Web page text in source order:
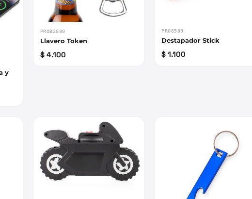
y
PROB2030
Llavero Token
$ 4.100
PRO6589
Destapador Stick
$ 1.100